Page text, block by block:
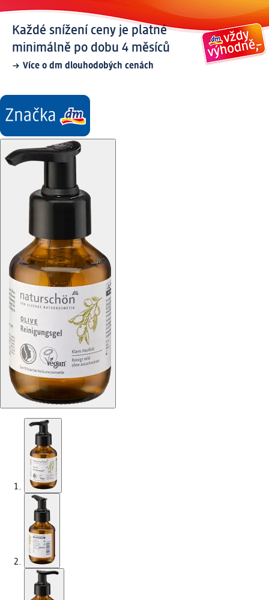
Každé snížení ceny je platné
minimálně po dobu 4 měsíců
Více o dm dlouhodobých cenách